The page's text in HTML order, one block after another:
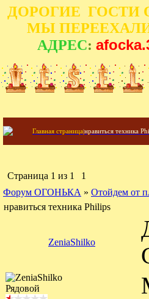
ДОРОГИЕ ГОСТИ
МЫ
АДРЕС:
Главная страница|нравиться техника
Страница 1 из 1
1
Форум ОГОНЬКА » Отойдем от
нравиться техника Philips
ZeniaShilko
Рядовой